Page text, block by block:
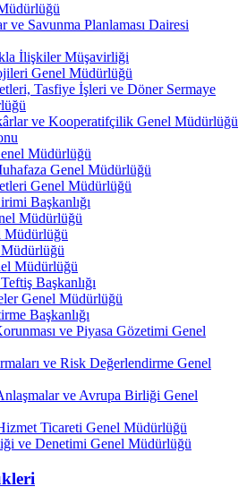
ve Savunma Planlaması Dairesi
İlişkiler Müşavirliği
Genel Müdürlüğü
Tasfiye İşleri ve Döner Sermaye
ve Kooperatifçilik Genel Müdürlüğü
Müdürlüğü
Genel Müdürlüğü
Genel Müdürlüğü
Başkanlığı
Müdürlüğü
Müdürlüğü
Müdürlüğü
Başkanlığı
Genel Müdürlüğü
Başkanlığı
ve Piyasa Gözetimi Genel
ve Risk Değerlendirme Genel
ve Avrupa Birliği Genel
Ticareti Genel Müdürlüğü
ve Denetimi Genel Müdürlüğü